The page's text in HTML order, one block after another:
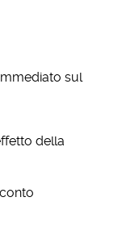
sul
della